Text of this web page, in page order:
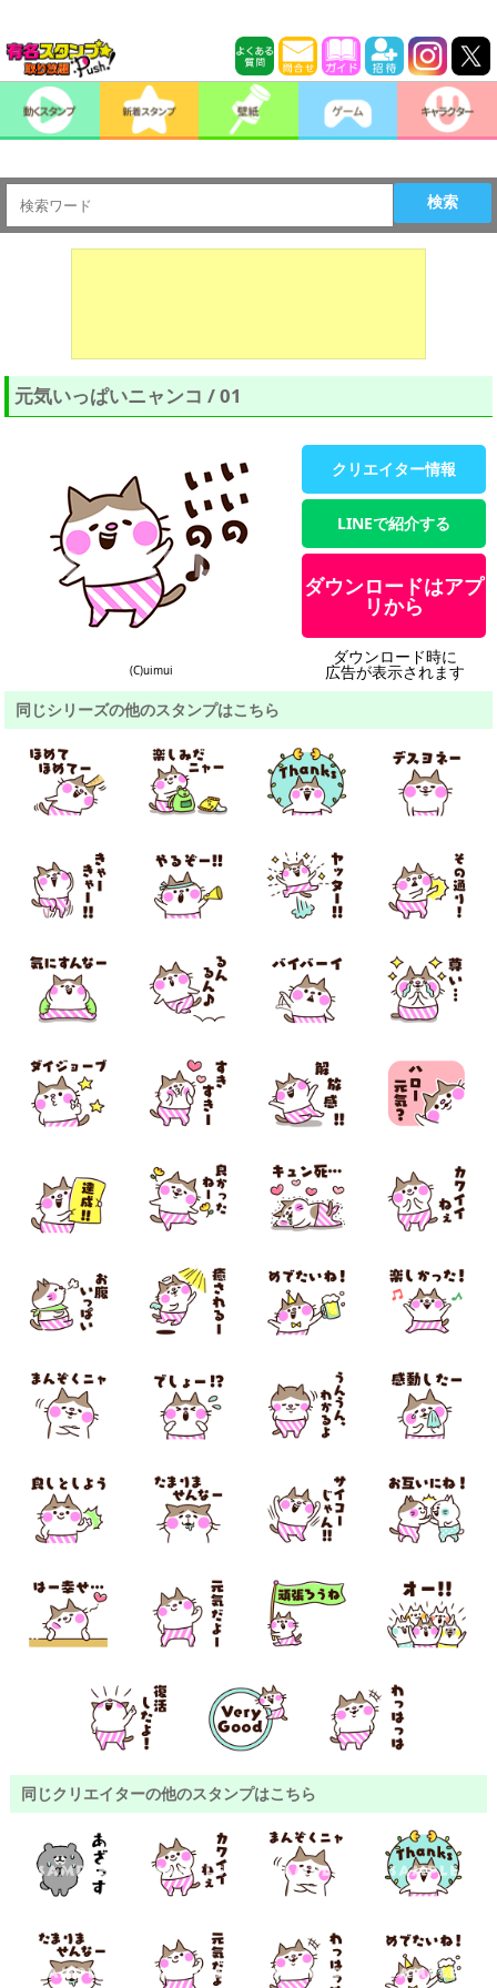
検索
元気いっぱいニャンコ / 01
(C)uimui
クリエイター情報
LINEで紹介する
ダウンロードはアプ
リから
ダウンロード時に
広告が表示されます
同じシリーズの他のスタンプはこちら
同じクリエイターの他のスタンプはこちら